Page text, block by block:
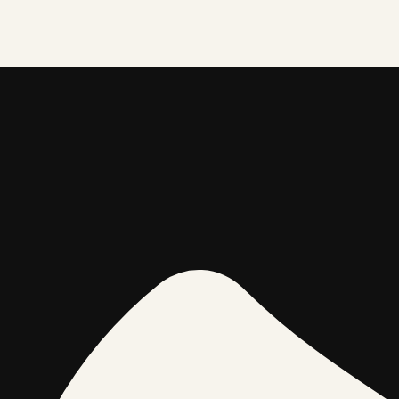
kustēties
varēs apmeklēt vingrošanas nodarbības sešās novada